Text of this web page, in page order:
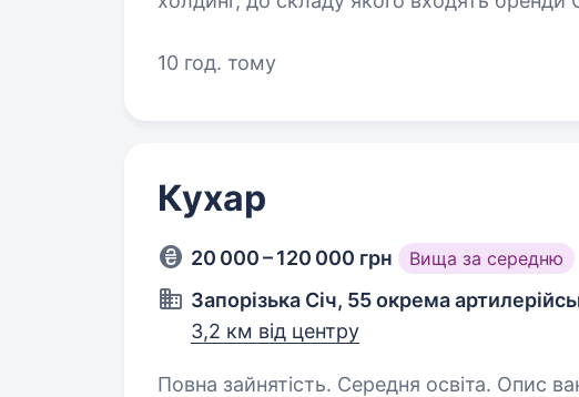
розвиваємо роздрібну торгівлю,…
10 год. тому
Кухар
20 000 – 120 000 грн Вища за середню
Запорізька Січ, 55 окрема
3,2 км від центру
Повна зайнятість. Середня освіта. Опис вакансіїПриготування їжі